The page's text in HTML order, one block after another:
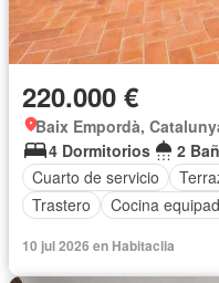
220.000 €
Baix Empordà,
4 Dormitorios
2
Cuarto de servicio
Trastero
Cocina
10 jul 2026 en Habitaclia